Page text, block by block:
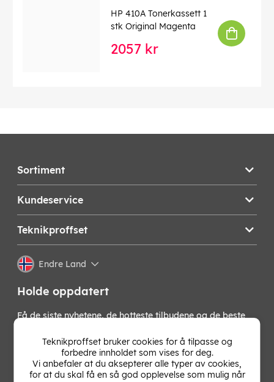
HP 410A Tonerkassett 1
stk Original Magenta
2057 kr
Sortiment
Kundeservice
Teknikproffset
Endre Land
Holde oppdatert
Få de siste nyhetene, de hotteste tilbudene og de beste
nyhetsbrev!
OK
Teknikproffset bruker cookies for å tilpasse og
forbedre innholdet som vises for deg.
Vi anbefaler at du aksepterer alle typer av cookies,
for at du skal få en så god opplevelse som mulig når